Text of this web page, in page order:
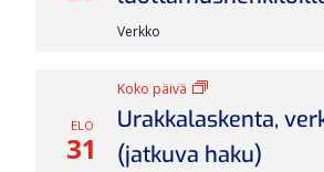
Verkko
ELO
31
Koko päivä
Urakkalaskenta,
(jatkuva haku)